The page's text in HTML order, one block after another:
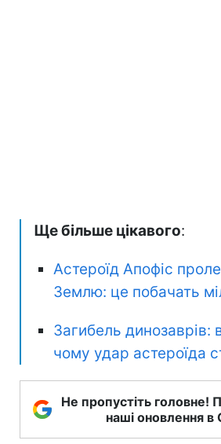
Ще більше цікавого:
Астероїд Апофіс
Землю: це побачать
Загибель динозаврів:
чому удар астероїда
Не пропустіть головне!
наші оновлення в